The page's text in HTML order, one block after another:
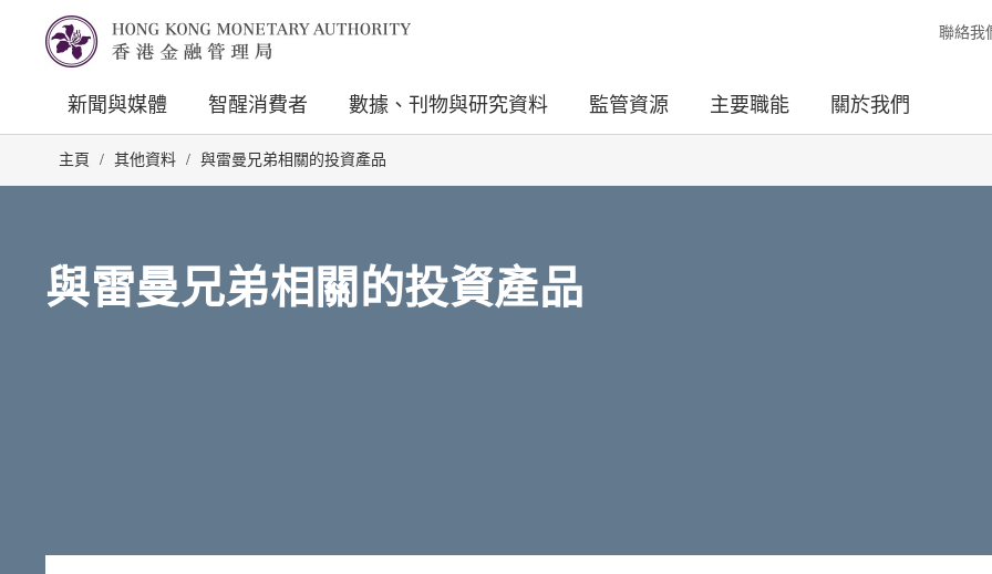
聯絡我
新聞與媒體 智醒消費者 數據、刊物與研究資料 監管資源 主要職能 關於我們
主頁 / 其他資料 / 與雷曼兄弟相關的投資產品
與雷曼兄弟相關的投資產品